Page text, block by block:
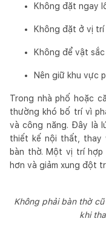
Không đặt ngay
Không đặt ở vị trí
Không để vật
Nên giữ khu vực
Trong nhà phố hoặc
thường khó bố trí vì
và công năng. Đây là
thiết kế nội thất, thay
bàn thờ. Một vị trí
hơn và giảm xung đột
Không phải bàn thờ
khi